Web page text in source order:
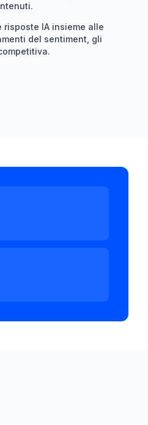
IA insieme alle
del sentiment, gli